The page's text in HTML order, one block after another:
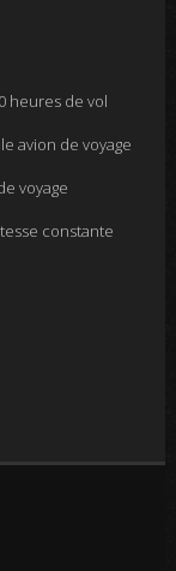
heures de vol
avion de voyage
voyage
constante